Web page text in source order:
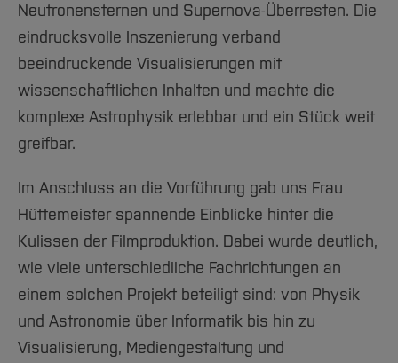
Neutronensternen und Supernova-Überresten. Die
eindrucksvolle Inszenierung verband
beeindruckende Visualisierungen mit
wissenschaftlichen Inhalten und machte die
komplexe Astrophysik erlebbar und ein Stück weit
greifbar.
Im Anschluss an die Vorführung gab uns Frau
Hüttemeister spannende Einblicke hinter die
Kulissen der Filmproduktion. Dabei wurde deutlich,
wie viele unterschiedliche Fachrichtungen an
einem solchen Projekt beteiligt sind: von Physik
und Astronomie über Informatik bis hin zu
Visualisierung, Mediengestaltung und